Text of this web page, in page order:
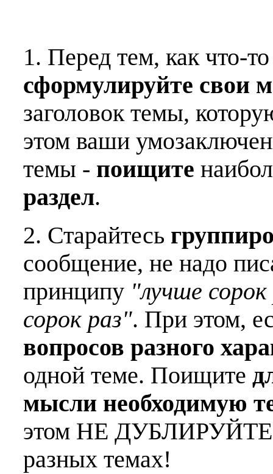
1. Перед тем, как что-
сформулируйте свои
заголовок темы,
этом ваши
темы - поищите
раздел.
2. Старайтесь
сообщение, не надо
принципу "лучше
сорок раз". При этом,
вопросов разного
одной теме. Поищите
мысли необходимую
этом НЕ ДУБЛИРУЙТЕ
разных темах!